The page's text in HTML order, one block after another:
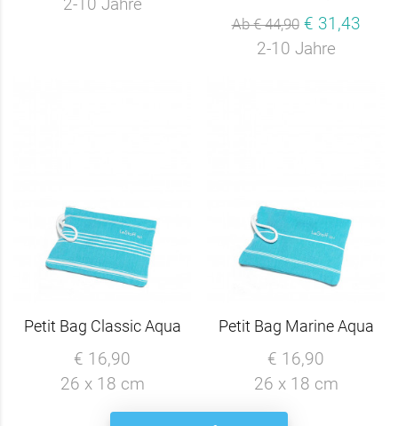
Ab € 44,90 € 31,43
2-10 Jahre
Petit Bag Classic Aqua
€ 16,90
26 x 18 cm
Petit Bag Marine Aqua
€ 16,90
26 x 18 cm